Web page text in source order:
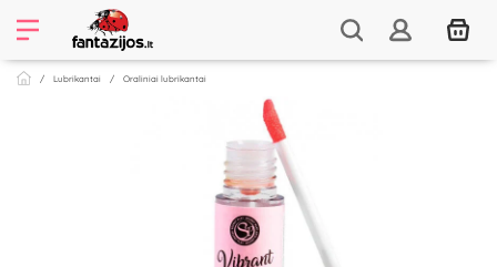
Lubrikantai Oraliniai lubrikantai